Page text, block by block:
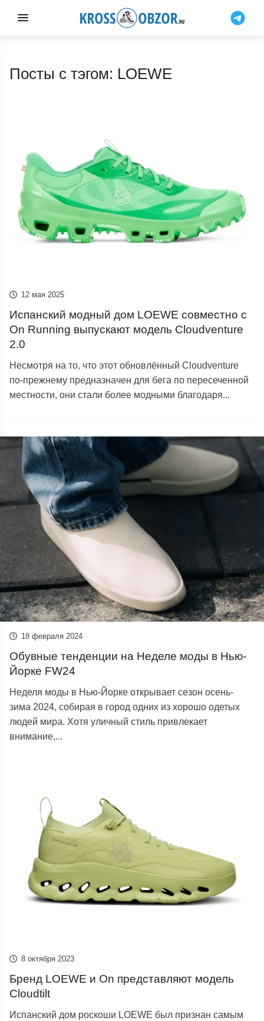
Посты с тэгом: LOEWE
12 мая 2025
Испанский модный дом LOEWE совместно с
On Running выпускают модель Cloudventure
2.0
Несмотря на то, что этот обновлённый Cloudventure
по-прежнему предназначен для бега по пересеченной
местности, они стали более модными благодаря...
18 февраля 2024
Обувные тенденции на Неделе моды в Нью-
Йорке FW24
Неделя моды в Нью-Йорке открывает сезон осень-
зима 2024, собирая в город одних из хорошо одетых
людей мира. Хотя уличный стиль привлекает
внимание,...
8 октября 2023
Бренд LOEWE и On представляют модель
Cloudtilt
Испанский дом роскоши LOEWE был признан самым